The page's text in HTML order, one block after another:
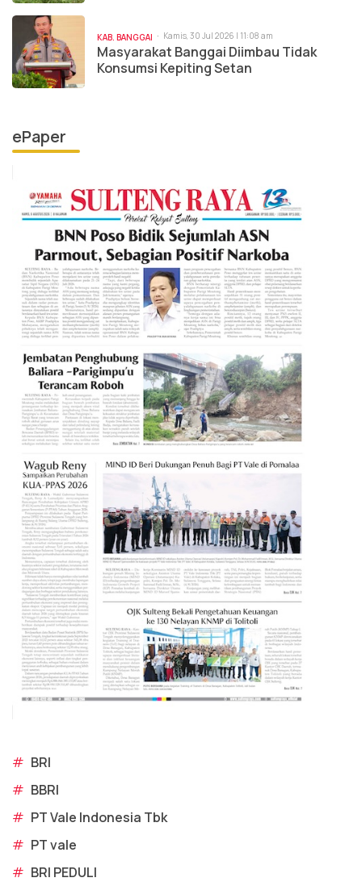
KAB. BANGGAI Kamis, 30 Jul 2026 | 11:08 am
Masyarakat Banggai Diimbau Tidak
Konsumsi Kepiting Setan
ePaper
# BRI
# BBRI
# PT Vale Indonesia Tbk
# PT vale
# BRI PEDULI